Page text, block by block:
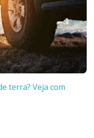
terra? Veja com